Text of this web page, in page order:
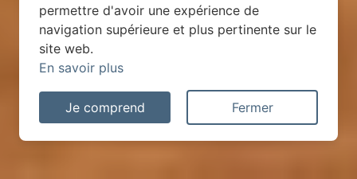
permettre d'avoir une expérience de
navigation supérieure et plus pertinente sur le
site web.
En savoir plus
Je comprend Fermer